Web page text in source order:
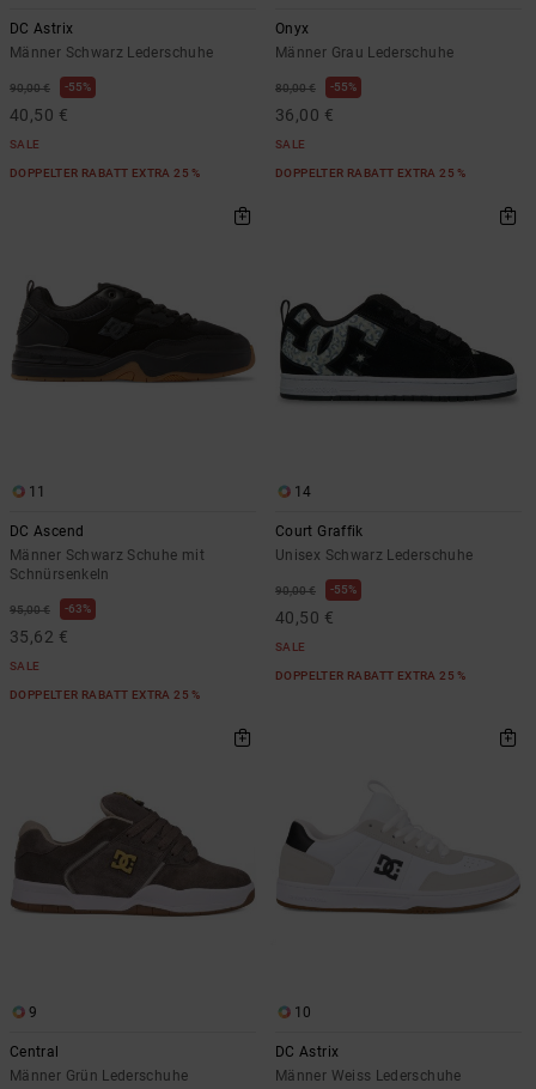
DC Astrix
Männer Schwarz Lederschuhe
90,00 € 55%
40,50 €
SALE
DOPPELTER RABATT EXTRA 25 %
Onyx
Männer Grau Lederschuhe
80,00 € 55%
36,00 €
SALE
DOPPELTER RABATT EXTRA 25 %
11
DC Ascend
Männer Schwarz Schuhe mit
Schnürsenkeln
95,00 € 63%
35,62 €
SALE
DOPPELTER RABATT EXTRA 25 %
14
Court Graffik
Unisex Schwarz Lederschuhe
90,00 € 55%
40,50 €
SALE
DOPPELTER RABATT EXTRA 25 %
9
Central
Männer Grün Lederschuhe
10
DC Astrix
Männer Weiss Lederschuhe